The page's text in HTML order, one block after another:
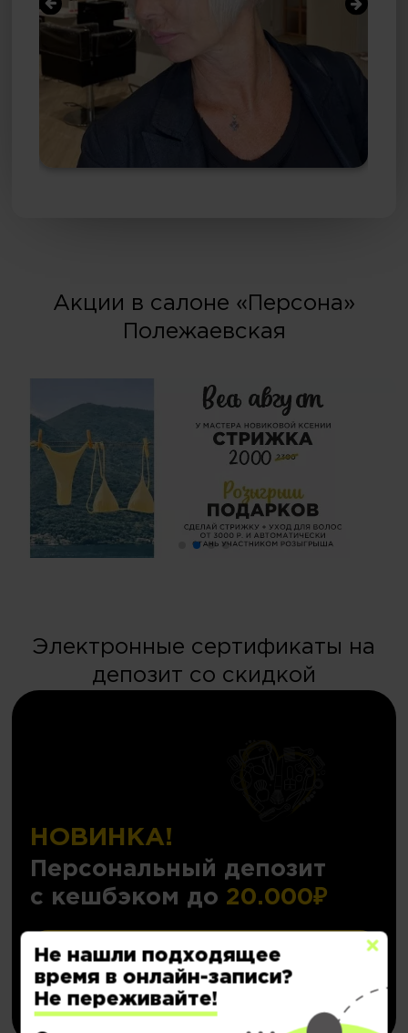
Акции в салоне «Персона»
Полежаевская
Электронные сертификаты на
депозит со скидкой
НОВИНКА!
Персональный депозит
с кешбэком до 20.000₽
Подробнее..
Купить
Не нашли подходящее
время в онлайн-записи?
Не переживайте!